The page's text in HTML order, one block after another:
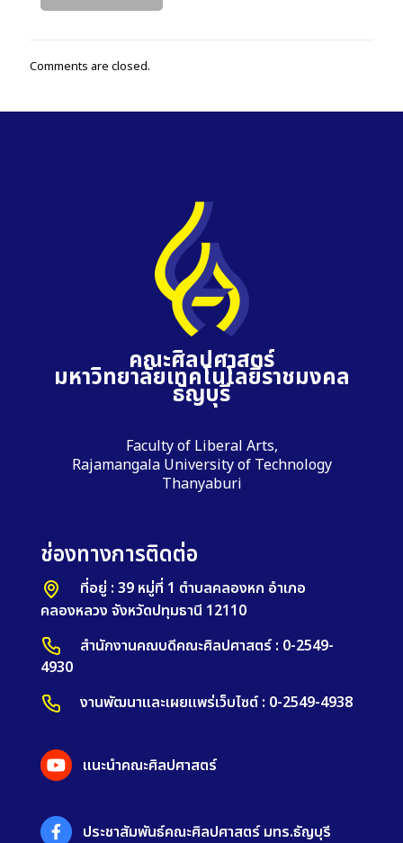
Comments are closed.
คณะศิลปศาสตร์
มหาวิทยาลัยเทคโนโลยีราชมงคล
ธัญบุรี
Faculty of Liberal Arts,
Rajamangala University of Technology
Thanyaburi
ช่องทางการติดต่อ
ที่อยู่ : 39 หมู่ที่ 1 ตำบลคลองหก อำเภอ
คลองหลวง จังหวัดปทุมธานี 12110
สำนักงานคณบดีคณะศิลปศาสตร์ : 0-2549-
4930
งานพัฒนาและเผยแพร่เว็บไซต์ : 0-2549-4938
แนะนำคณะศิลปศาสตร์
ประชาสัมพันธ์คณะศิลปศาสตร์ มทร.ธัญบุรี